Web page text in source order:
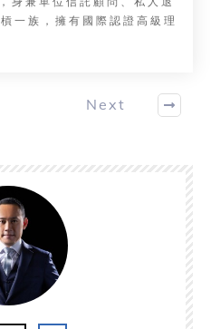
一族，擁有國際認證高級理
Next